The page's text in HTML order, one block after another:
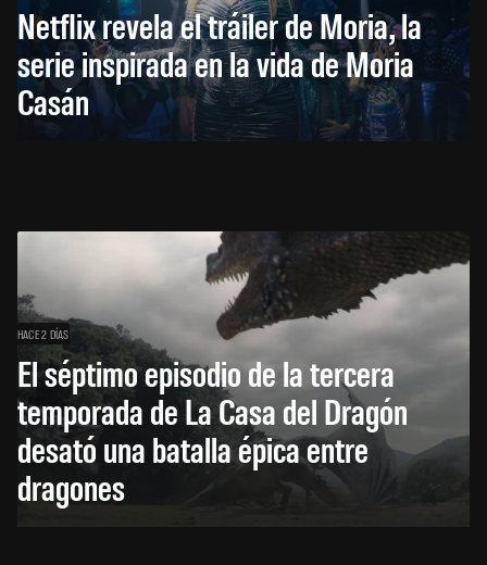
Netflix revela el tráiler de Moria, la
serie inspirada en la vida de Moria
Casán
HACE 2 DÍAS
El séptimo episodio de la tercera
temporada de La Casa del Dragón
desató una batalla épica entre
dragones